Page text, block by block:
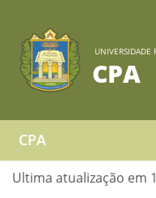
UNIVERSIDADE
CPA
CPA
Ultima atualização em